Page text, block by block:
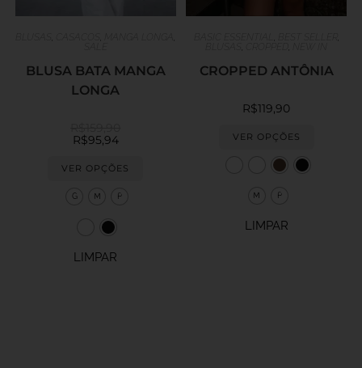
BLUSAS, CASACOS, MANGA LONGA,
BLUSA BATA MANGA
LONGA
R$95,94
VER OPÇÕES
G M P
LIMPAR
,
,
BLUSAS, CROPPED,
CROPPED ANTÔNIA
R$119,90
VER OPÇÕES
M P
LIMPAR